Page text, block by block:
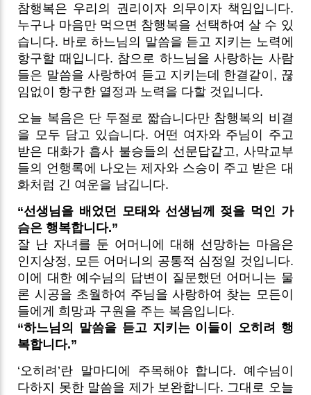
참행복은 우리의 권리이자 의무이자 책임입니다.
누구나 마음만 먹으면 참행복을 선택하여 살 수 있
습니다. 바로 하느님의 말씀을 듣고 지키는 노력에
항구할 때입니다. 참으로 하느님을 사랑하는 사람
들은 말씀을 사랑하여 듣고 지키는데 한결같이, 끊
임없이 항구한 열정과 노력을 다할 것입니다.
오늘 복음은 단 두절로 짧습니다만 참행복의 비결
을 모두 담고 있습니다. 어떤 여자와 주님이 주고
받은 대화가 흡사 불승들의 선문답같고, 사막교부
들의 언행록에 나오는 제자와 스승이 주고 받은 대
화처럼 긴 여운을 남깁니다.
“선생님을 배었던 모태와 선생님께 젖을 먹인 가
슴은 행복합니다.”
잘 난 자녀를 둔 어머니에 대해 선망하는 마음은
인지상정, 모든 어머니의 공통적 심정일 것입니다.
이에 대한 예수님의 답변이 질문했던 어머니는 물
론 시공을 초월하여 주님을 사랑하여 찾는 모든이
들에게 희망과 구원을 주는 복음입니다.
“하느님의 말씀을 듣고 지키는 이들이 오히려 행
복합니다.”
‘오히려’란 말마디에 주목해야 합니다. 예수님이
다하지 못한 말씀을 제가 보완합니다. 그대로 오늘